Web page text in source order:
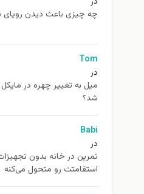
چه چیزی باعث دیدن
Tom
در
ميل به تغيير چهره در
شد؟
Babi
در
استقامتت رو متحول می‌کنه